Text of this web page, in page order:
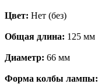
Цвет: Нет (без)
Общая длина: 125 мм
Диаметр: 66 мм
Форма колбы лампы: